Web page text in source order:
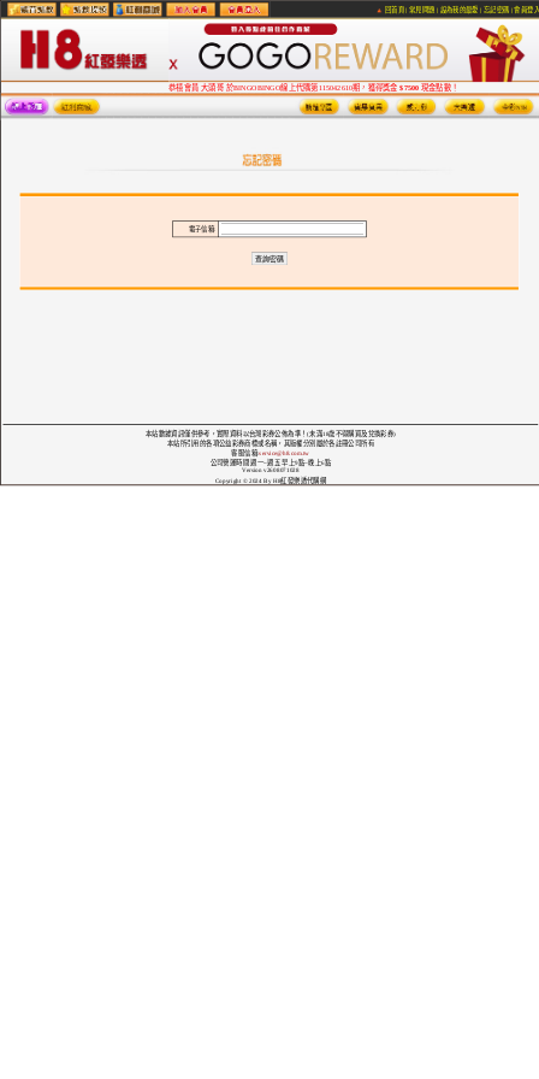
回首頁 | 常見問題 | 設為我的最愛 | 忘記密碼 | 會員登入
恭禧會員 大頭哥 於BINGOBINGO線上代購第115042610期，獲得獎金$7500 現金點數！
電子信箱:
本站數據資訊僅供參考，實際資料以台灣彩券公佈為準！(未滿18歲不得購買及兌換彩券)
本站所引用的各項公益彩券商標或名稱，其版權分別屬於各註冊公司所有
客服信箱:service@h8.com.tw
公司營運時間 週一~週五 早上9點~晚上6點
Version v2608071028
Copyright © 2024 By H8紅發樂透代購網